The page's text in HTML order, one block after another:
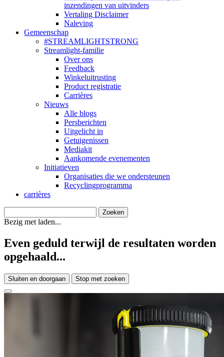
inzendingen van uitvinders
Vertaling Disclaimer
Naleving
Gemeenschap
#STREAMLIGHTSTRONG
Streamlight-familie
Over ons
Feedback
Winkeluitrusting
Product registratie
Carrières
Nieuws
Alle blogs
Persberichten
Uitgelicht in
Getuigenissen
Mediakit
Aankomende evenementen
Initiatieven
Organisaties die we ondersteunen
Recyclingprogramma
carrières
Bezig met laden...
Even geduld terwijl de resultaten worden
opgehaald...
Sluiten en doorgaan Stop met zoeken